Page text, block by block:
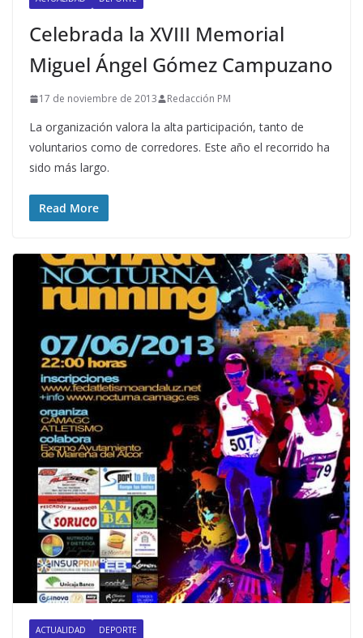
Celebrada la XVIII Memorial
Miguel Ángel Gómez Campuzano
17 de noviembre de 2013 Redacción PM
La organización valora la alta participación, tanto de
voluntarios como de corredores. Este año el recorrido ha
sido más largo.
Read More
ACTUALIDAD DEPORTE